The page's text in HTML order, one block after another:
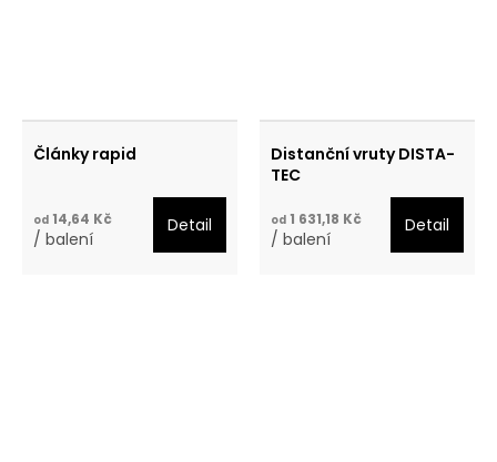
Články rapid
od 14,64 Kč
/ balení
Detail
Distanční vruty DISTA-
TEC
od 1 631,18 Kč
/ balení
Detail